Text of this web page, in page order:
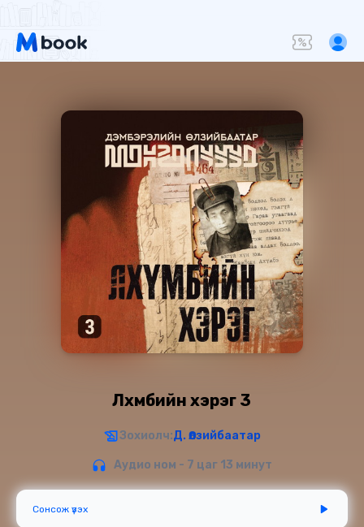
Лхүмбийн хэрэг 3
Зохиолч:Д. Өлзийбаатар
Аудио ном - 7 цаг 13 минут
Сонсож үзэх